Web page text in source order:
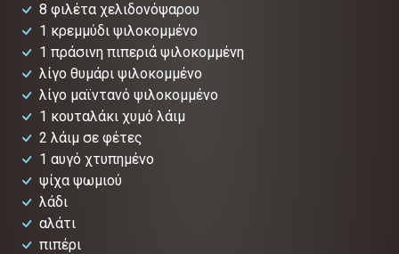
8 φιλέτα χελιδονόψαρου
1 κρεμμύδι ψιλοκομμένο
1 πράσινη πιπεριά ψιλοκομμένη
λίγο θυμάρι ψιλοκομμένο
λίγο μαϊντανό ψιλοκομμένο
1 κουταλάκι χυμό λάιμ
2 λάιμ σε φέτες
1 αυγό χτυπημένο
ψίχα ψωμιού
λάδι
αλάτι
πιπέρι